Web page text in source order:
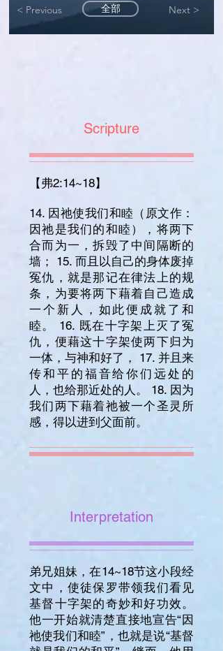
< Previous 全部 Next >
Scripture
【弗2:14~18】
14. 因祂使我们和睦（原文作：
因祂是我们的和睦），将两下
合而为一，拆毁了中间隔断的
墙； 15. 而且以自己的身体废掉
冤仇，就是那记在律法上的规
条，为要将两下藉着自己造成
一个新人，如此便成就了和
睦。 16. 既在十字架上灭了冤
仇，便藉这十字架使两下归为
一体，与神和好了， 17. 并且来
传和平的福音给你们远处的
人，也给那近处的人。 18. 因为
我们两下藉着祂被一个圣灵所
感，得以进到父面前。
Interpretation
弟兄姐妹，在14~18节这小段经
文中，使徒保罗带领我们看见
基督十字架的奇妙和好功效。
他一开始就清楚直接地宣告“因
祂使我们和睦”，也就是说“基督